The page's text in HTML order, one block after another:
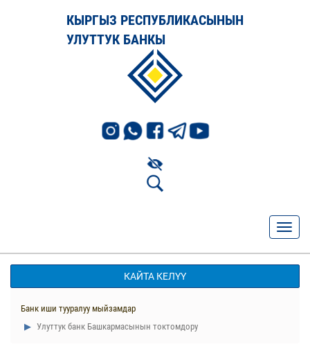
КЫРГЫЗ РЕСПУБЛИКАСЫНЫН
УЛУТТУК БАНКЫ
КАЙТА КЕЛҮҮ
Банк иши тууралуу мыйзамдар
Улуттук банк Башкармасынын токтомдору